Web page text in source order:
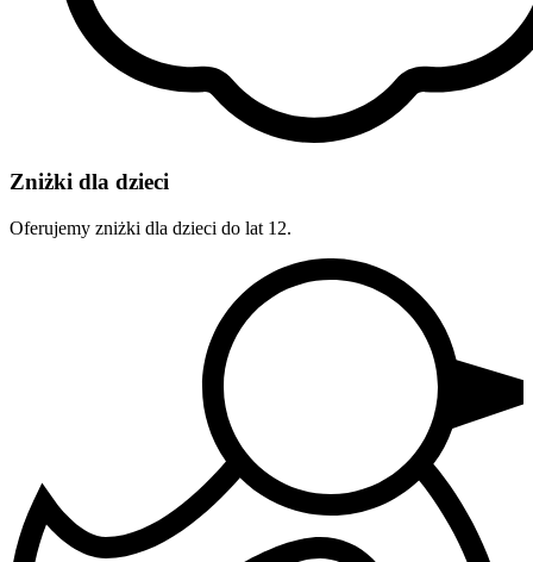
Zniżki dla dzieci
Oferujemy zniżki dla dzieci do lat 12.